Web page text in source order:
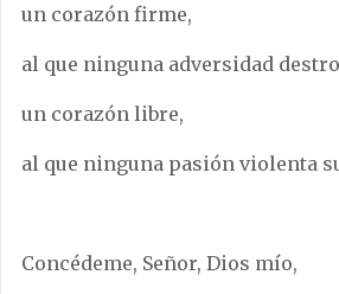
un corazón firme,
al que ninguna adversidad
un corazón libre,
al que ninguna pasión violenta
Concédeme, Señor, Dios mío,